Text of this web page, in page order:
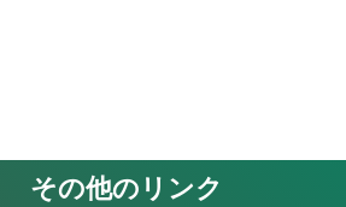
その他のリンク